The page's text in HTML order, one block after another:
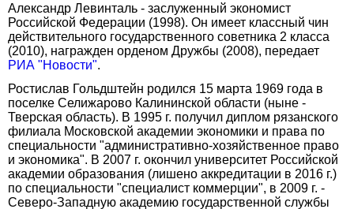
Александр Левинталь - заслуженный экономист
Российской Федерации (1998). Он имеет классный чин
действительного государственного советника 2 класса
(2010), награжден орденом Дружбы (2008), передает
РИА "Новости".
Ростислав Гольдштейн родился 15 марта 1969 года в
поселке Селижарово Калининской области (ныне -
Тверская область). В 1995 г. получил диплом рязанского
филиала Московской академии экономики и права по
специальности "административно-хозяйственное право
и экономика". В 2007 г. окончил университет Российской
академии образования (лишено аккредитации в 2016 г.)
по специальности "специалист коммерции", в 2009 г. -
Северо-Западную академию государственной службы